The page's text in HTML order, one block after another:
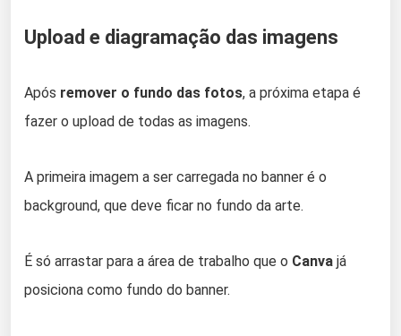
Upload e diagramação das imagens
Após remover o fundo das fotos, a próxima etapa é
fazer o upload de todas as imagens.
A primeira imagem a ser carregada no banner é o
background, que deve ficar no fundo da arte.
É só arrastar para a área de trabalho que o Canva já
posiciona como fundo do banner.